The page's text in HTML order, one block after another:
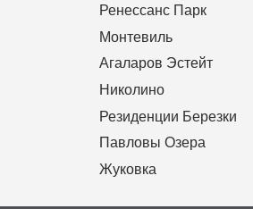
Ренессанс Парк
Монтевиль
Агаларов Эстейт
Николино
Резиденции Березки
Павловы Озера
Жуковка